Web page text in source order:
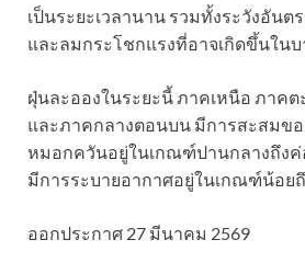
เป็นระยะเวลานาน รวมทั้งระวังอัน
และลมกระโชกแรงที่อาจเกิดขึ้นใน
ฝุ่นละอองในระยะนี้ ภาคเหนือ ภาคต
และภาคกลางตอนบน มีการสะสมข
หมอกควันอยู่ในเกณฑ์ปานกลางถึงค่
มีการระบายอากาศอยู่ในเกณฑ์น้อย
ออกประกาศ 27 มีนาคม 2569